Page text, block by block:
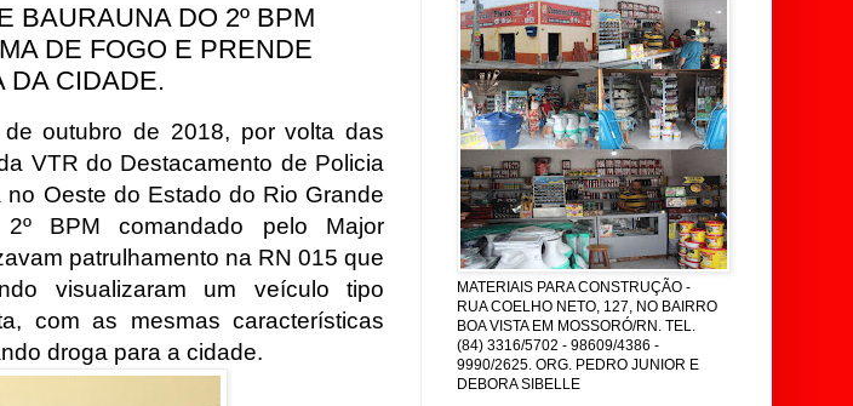
BAURAUNA DO 2º BPM
DE FOGO E PRENDE
DA CIDADE.
outubro de 2018, por volta das
VTR do Destacamento de Policia
Oeste do Estado do Rio Grande
BPM comandado pelo Major
patrulhamento na RN 015 que
visualizaram um veículo tipo
com as mesmas características
droga para a cidade.
MATERIAIS PARA CONSTRUÇÃO -
RUA COELHO NETO, 127, NO BAIRRO
BOA VISTA EM MOSSORÓ/RN. TEL.
(84) 3316/5702 - 98609/4386 -
9990/2625. ORG. PEDRO JUNIOR E
DEBORA SIBELLE